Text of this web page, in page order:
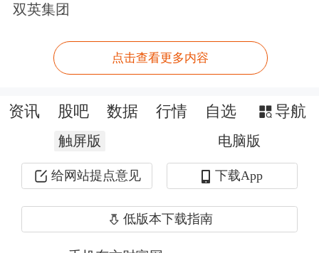
4%，赤峰黄金
中金黄金、山东黄金等涨超2%。
双英集团
点击查看更多内容
资讯 股吧 数据 行情 自选 导航
触屏版 电脑版
给网站提点意见 下载App
低版本下载指南